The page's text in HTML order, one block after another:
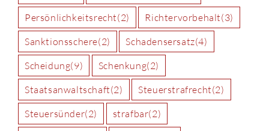
Persönlichkeitsrecht(2) Richtervorbehalt(3)
Sanktionsschere(2) Schadensersatz(4)
Scheidung(9) Schenkung(2)
Staatsanwaltschaft(2) Steuerstrafrecht(2)
Steuersünder(2) strafbar(2)